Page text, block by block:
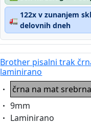
🚛
122x v zunanjem
delovnih dneh
Brother pisalni trak
laminirano
Eigenschaft:
črna na mat srebrna
Eigenschaft:
9mm
Eigenschaft:
Laminirano